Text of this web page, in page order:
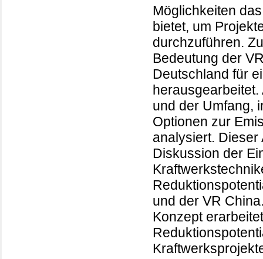
Möglichkeiten
bietet, um
durchzuführen.
Bedeutung der
Deutschland für
und der Umfang,
Optionen zur
analysiert.
Diskussion der
und der VR
Konzept